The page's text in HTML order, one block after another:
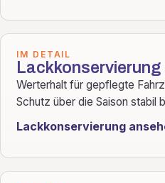
IM DETAIL
Lackkonservierung
Werterhalt für gepflegte
Schutz über die Saison stabil
Lackkonservierung